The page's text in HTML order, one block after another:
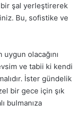
şal yerleştirerek
Bu, sofistike ve
olacağını
ve tabii ki kendi
İster gündelik
bir gece için şık
bulmanıza